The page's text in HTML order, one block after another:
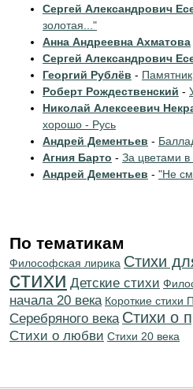
Сергей Александрович
золотая..."
Анна Андреевна Ахматова
Сергей Александрович
Георгий Рублёв - Памятник
Роберт Рождественский -
Николай Алексеевич
хорошо - Русь
Андрей Дементьев -
Агния Барто - За цветами
Андрей Дементьев - "Не
По тематикам
Философская лирика Стихи
стихи Детские стихи
начала 20 века Короткие стихи
Серебряного века Стихи о
Стихи о любви Стихи 20 века